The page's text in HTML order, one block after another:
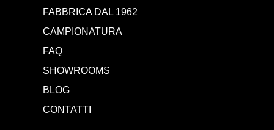
FABBRICA DAL 1962
CAMPIONATURA
FAQ
SHOWROOMS
BLOG
CONTATTI